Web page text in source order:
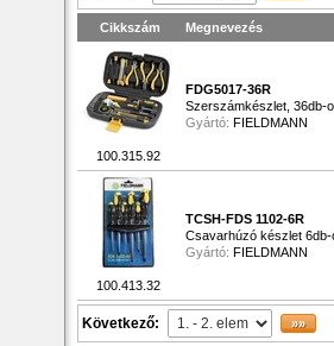
Cikkszám Megnevezés
100.315.92
FDG5017-36R
Szerszámkészlet, 36db-
Gyártó: FIELDMANN
100.413.32
TCSH-FDS 1102-6R
Csavarhúzó készlet 6db-
Gyártó: FIELDMANN
Következő: